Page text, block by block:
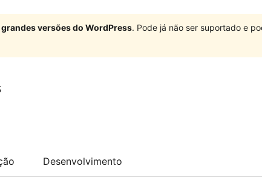
versões do WordPress. Pode já não ser suportado e
Desenvolvimento